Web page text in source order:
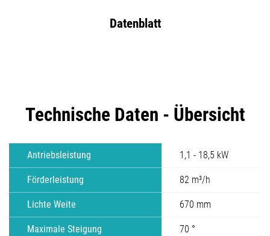
Datenblatt
Technische Daten - Übersicht
Antriebsleistung 1,1 - 18,5 kW
Förderleistung 82 m³/h
Lichte Weite 670 mm
Maximale Steigung 70 °